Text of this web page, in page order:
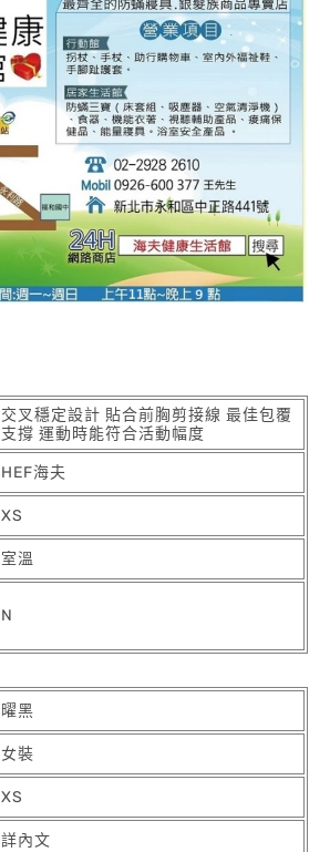
交叉穩定設計 貼合前胸剪接線 最佳包覆
支撐 運動時能符合活動幅度
HEF海夫
XS
室溫
N
曜黑
女裝
XS
詳內文